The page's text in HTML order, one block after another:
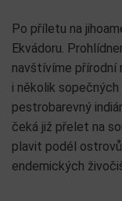
Po příletu na
Ekvádoru.
navštívíme přírodní
i několik
pestrobarevný
čeká již přelet na
plavit podél
endemických